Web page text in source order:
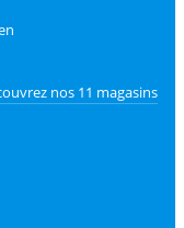
nos 11 magasins